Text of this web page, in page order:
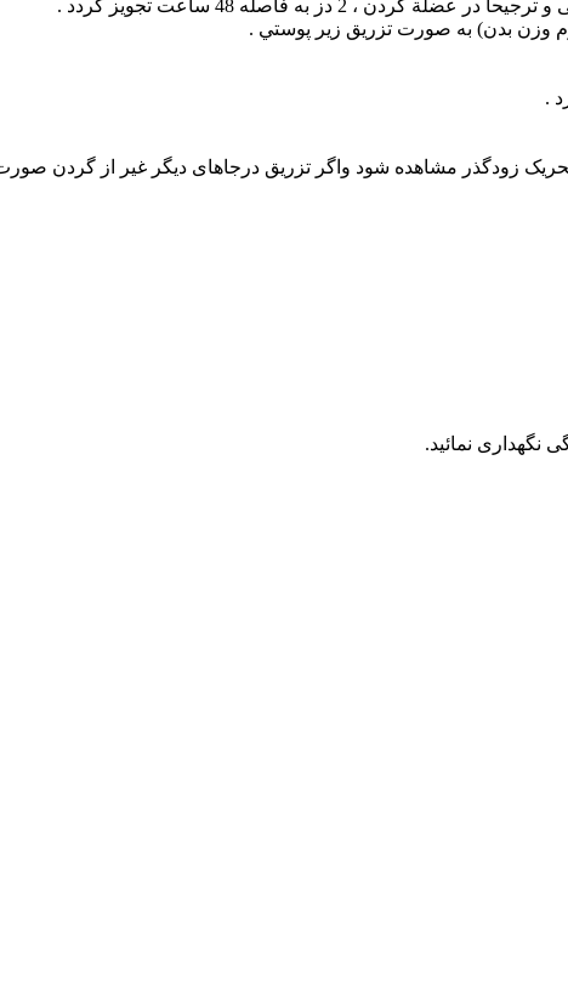
.
زودگذر مشاهده شود واگر تزریق درجاهای دیگر غیر از